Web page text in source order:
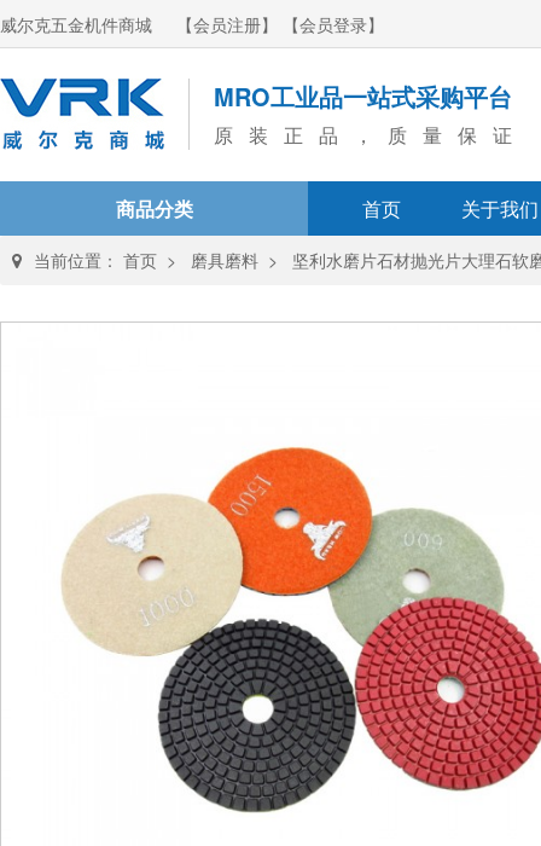
威尔克五金机件商城 【会员注册】 【会员登录】
MRO工业品一站式采购平台
原装正品，质量保证
商品分类 首页 关于我们
当前位置： 首页 > 磨具磨料 > 坚利水磨片石材抛光片大理石软